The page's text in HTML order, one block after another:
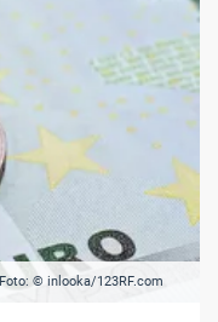
Foto: © inlooka/123RF.com